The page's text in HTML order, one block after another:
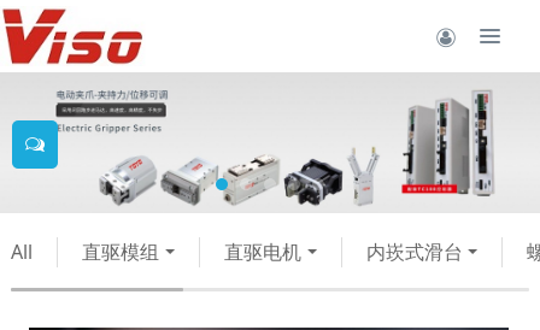
All 直驱模组 直驱电机 内崁式滑台